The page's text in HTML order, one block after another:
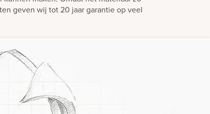
geven wij tot 20 jaar garantie op veel